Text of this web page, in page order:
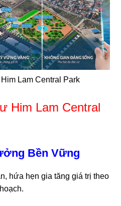
Lam Central Park
Him Lam Central
Bền Vững
hứa hẹn gia tăng giá trị theo